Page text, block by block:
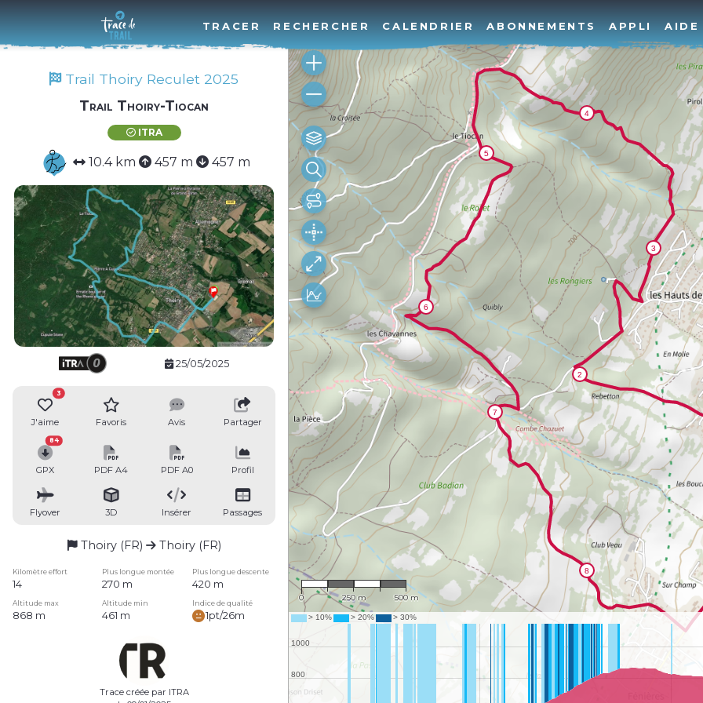
TRACER RECHERCHER CALENDRIER ABONNEMENTS APPLI AIDE
Trail Thoiry Reculet 2025
Trail Thoiry-Tiocan
ITRA
10.4 km 457 m 457 m
25/05/2025
J'aime
3
Favoris Avis Partager
GPX
84
PDF A4 PDF A0 Profil
Flyover 3D Insérer Passages
Thoiry (FR) Thoiry (FR)
Kilomètre effort Plus longue montée Plus longue descente
14 270 m 420 m
Altitude max Altitude min Indice de qualité
868 m 461 m 1pt/26m
Trace créée par ITRA
1 : 13,371
0 250 m 500 m